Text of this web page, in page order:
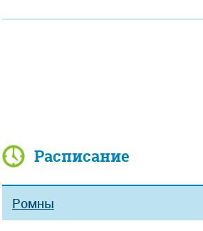
Расписание
Ромны